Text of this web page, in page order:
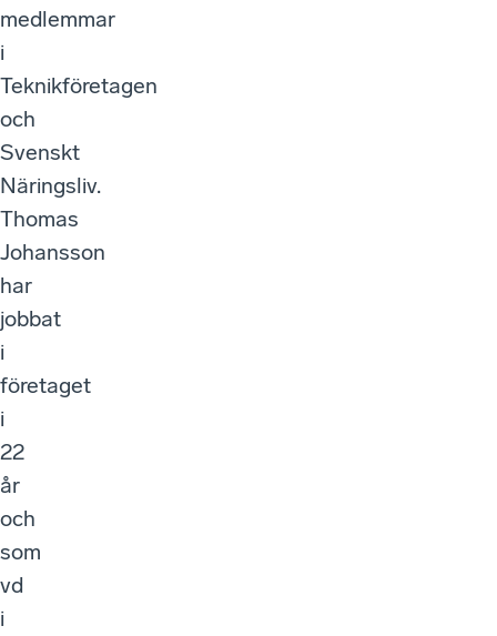
medlemmar
i
Teknikföretagen
och
Svenskt
Näringsliv.
Thomas
Johansson
har
jobbat
i
företaget
i
22
år
och
som
vd
i